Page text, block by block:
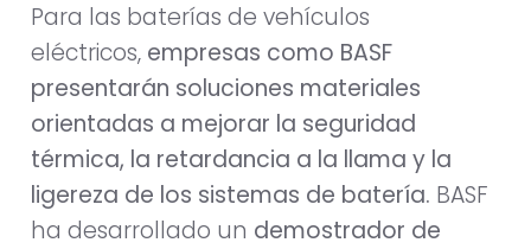
Para las baterías de vehículos
eléctricos, empresas como BASF
presentarán soluciones materiales
orientadas a mejorar la seguridad
térmica, la retardancia a la llama y la
ligereza de los sistemas de batería. BASF
ha desarrollado un demostrador de